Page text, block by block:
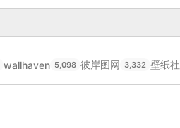
wallhaven 5,098 彼岸图网 3,332 壁纸社